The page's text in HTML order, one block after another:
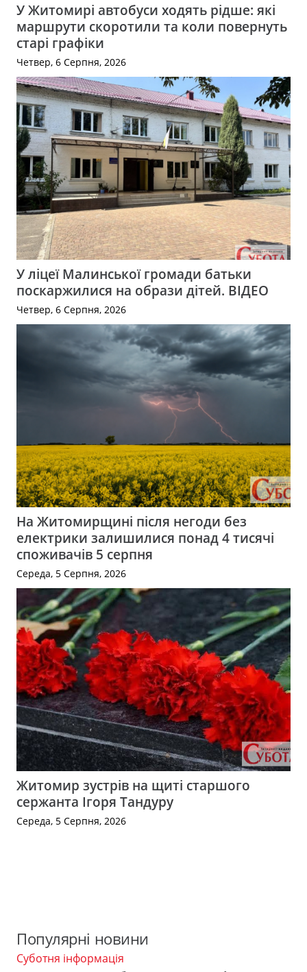
У Житомирі автобуси ходять рідше: які
маршрути скоротили та коли повернуть
старі графіки
Четвер, 6 Серпня, 2026
У ліцеї Малинської громади батьки
поскаржилися на образи дітей. ВІДЕО
Четвер, 6 Серпня, 2026
На Житомирщині після негоди без
електрики залишилися понад 4 тисячі
споживачів 5 серпня
Середа, 5 Серпня, 2026
Житомир зустрів на щиті старшого
сержанта Ігоря Тандуру
Середа, 5 Серпня, 2026
Популярні новини
Суботня інформація